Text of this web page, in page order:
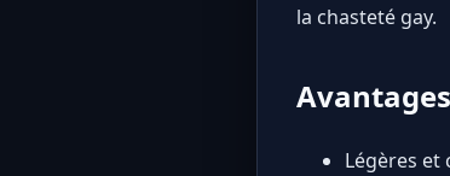
la chasteté gay.
Légères